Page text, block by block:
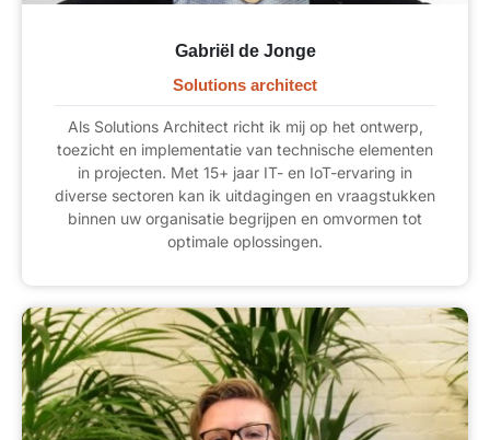
Gabriël de Jonge
Solutions architect
Als Solutions Architect richt ik mij op het ontwerp,
toezicht en implementatie van technische elementen
in projecten. Met 15+ jaar IT- en IoT-ervaring in
diverse sectoren kan ik uitdagingen en vraagstukken
binnen uw organisatie begrijpen en omvormen tot
optimale oplossingen.